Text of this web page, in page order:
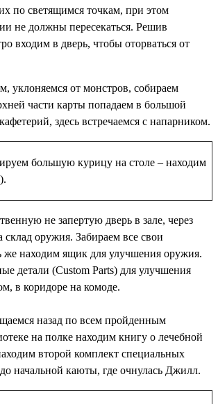
по светящимся точкам, при этом
не должны пересекаться. Решив
входим в дверь, чтобы оторваться от
уклоняемся от монстров, собираем
части карты попадаем в большой
здесь встречаемся с напарником.
большую курицу на столе – находим
.
не запертую дверь в зале, через
склад оружия. Забираем все свои
же находим ящик для улучшения оружия.
детали (Custom Parts) для улучшения
в коридоре на комоде.
назад по всем пройденным
на полке находим книгу о лечебной
второй комплект специальных
начальной каюты, где очнулась Джилл.